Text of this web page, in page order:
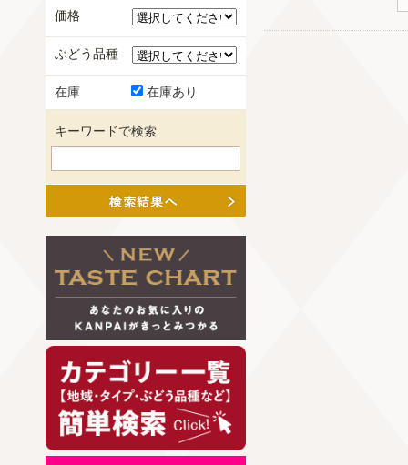
価格
ぶどう品種
在庫 在庫あり
キーワードで検索